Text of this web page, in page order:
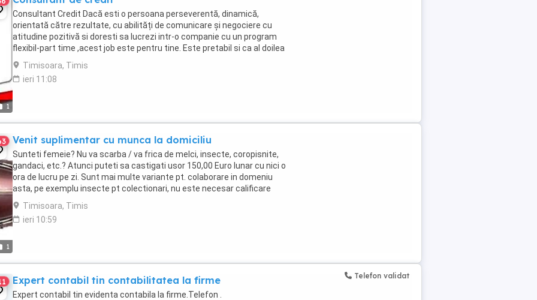
1
Consultant Credit Dacă esti o persoana perseverentă, dinamică,
orientată către rezultate, cu abilități de comunicare și negociere cu
atitudine pozitivă si doresti sa lucrezi intr-o companie cu un program
flexibil-part time ,acest job este pentru tine. Este pretabil si ca al doilea
job. Se ofera ...
Timisoara, Timis
ieri 11:08
1
Venit suplimentar cu munca la domiciliu
Sunteti femeie? Nu va scarba / va frica de melci, insecte, coropisnite,
gandaci, etc.? Atunci puteti sa castigati usor 150,00 Euro lunar cu nici o
ora de lucru pe zi. Sunt mai multe variante pt. colaborare in domeniu
asta, pe exemplu insecte pt colectionari, nu este necesar calificare
sau experienta ...
Timisoara, Timis
ieri 10:59
Expert contabil tin contabilitatea la firme
Expert contabil tin evidenta contabila la firme.Telefon .
Telefon validat